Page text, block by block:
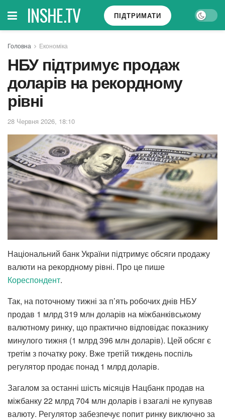
INSHE.TV ПІДТРИМАТИ
Головна Економіка
НБУ підтримує продаж
доларів на рекордному
рівні
28 Червня 2026, 18:10
Національний банк України підтримує обсяги продажу
валюти на рекордному рівні. Про це пише
Кореспондент.
Так, на поточному тижні за п’ять робочих днів НБУ
продав 1 млрд 319 млн доларів на міжбанківському
валютному ринку, що практично відповідає показнику
минулого тижня (1 млрд 396 млн доларів). Цей обсяг є
третім з початку року. Вже третій тиждень поспіль
регулятор продає понад 1 млрд доларів.
Загалом за останні шість місяців Нацбанк продав на
міжбанку 22 млрд 704 млн доларів і взагалі не купував
валюту. Регулятор забезпечує попит ринку виключно за